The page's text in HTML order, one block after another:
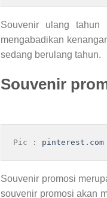
Souvenir ulang tahun
mengabadikan
sedang berulang tahun.
Souvenir
Pic : pinterest.com
Souvenir promosi
souvenir promosi akan